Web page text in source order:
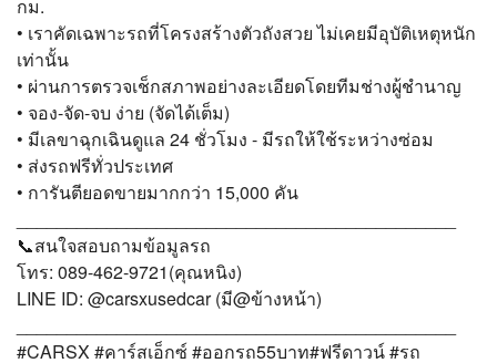
กม.
• เราคัดเฉพาะรถที่โครงสร้างตัวถังสวย ไม่เคยมีอุบัติเหตุหนัก
เท่านั้น
• ผ่านการตรวจเช็กสภาพอย่างละเอียดโดยทีมช่างผู้ชำนาญ
• จอง-จัด-จบ ง่าย (จัดได้เต็ม)
• มีเลขาฉุกเฉินดูแล 24 ชั่วโมง - มีรถให้ใช้ระหว่างซ่อม
• ส่งรถฟรีทั่วประเทศ
• การันตียอดขายมากกว่า 15,000 คัน
📞สนใจสอบถามข้อมูลรถ
โทร: 089-462-9721(คุณหนิง)
LINE ID: @carsxusedcar (มี@ข้างหน้า)
#CARSX #คาร์สเอ็กซ์ #ออกรถ55บาท#ฟรีดาวน์ #รถ